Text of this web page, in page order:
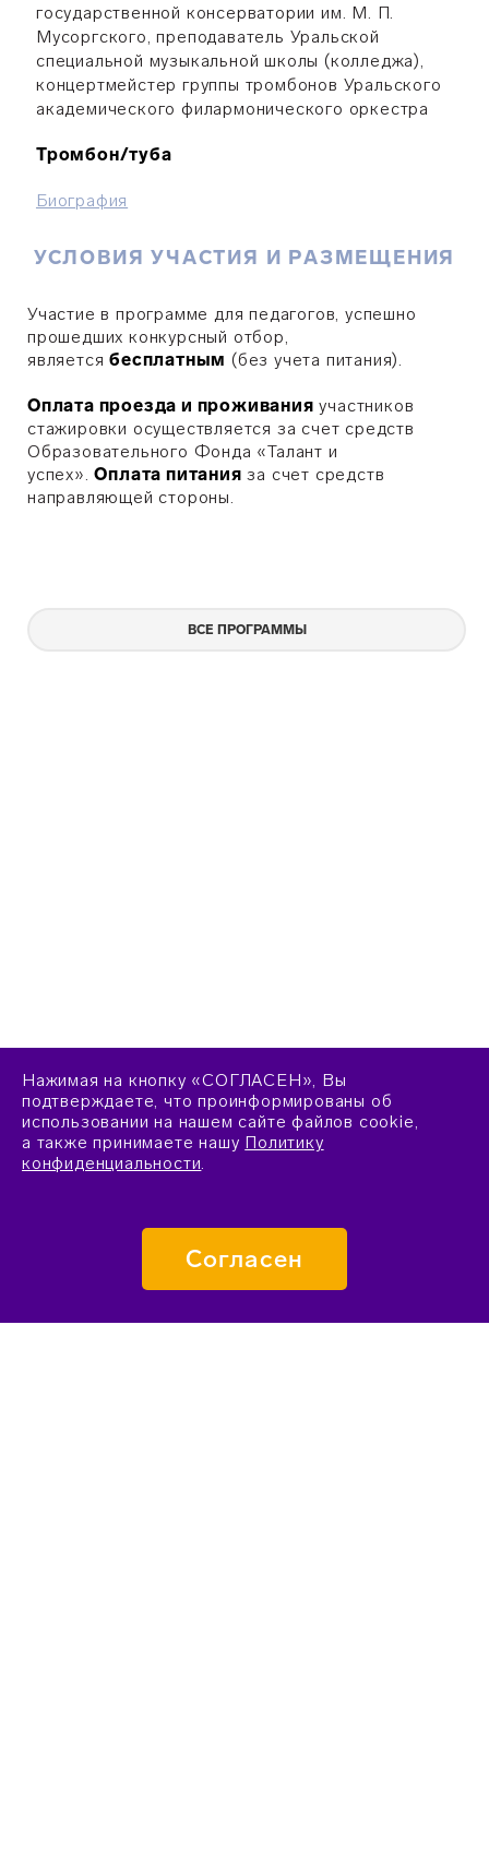
государственной консерватории им. М. П.
Мусоргского, преподаватель Уральской
специальной музыкальной школы (колледжа),
концертмейстер группы тромбонов Уральского
академического филармонического оркестра
Тромбон/туба
Биография
УСЛОВИЯ УЧАСТИЯ И РАЗМЕЩЕНИЯ
Участие в программе для педагогов, успешно
прошедших конкурсный отбор,
являетсябесплатным (без учета питания).
Оплата проезда и проживания участников
стажировки осуществляется за счет средств
Образовательного Фонда «Талант и
успех».Оплата питания за счет средств
направляющей стороны.
ВСЕ ПРОГРАММЫ
Нажимая на кнопку «СОГЛАСЕН», Вы
подтверждаете, что проинформированы об
использовании на нашем сайте файлов cookie,
а также принимаете нашу Политику
конфиденциальности.
Согласен